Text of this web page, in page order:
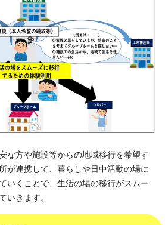
な方や施設等からの地域移行を希望す
が連携して、暮らしや日中活動の場に
いくことで、生活の場の移行がスムー
いきます。